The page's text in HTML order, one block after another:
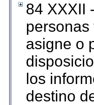
84 XXXII
asigne o
los
destino